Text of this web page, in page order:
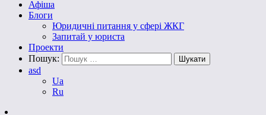
Афіша
Блоги
Юридичні питання у сфері ЖКГ
Запитай у юриста
Проекти
Пошук:
asd
Ua
Ru